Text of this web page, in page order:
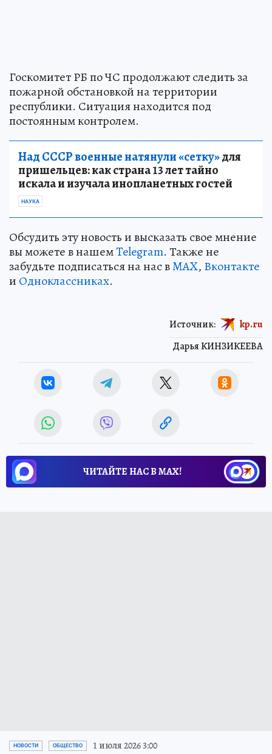
Госкомитет РБ по ЧС продолжают следить за
пожарной обстановкой на территории
республики. Ситуация находится под
постоянным контролем.
Над СССР военные натянули «сетку»для
пришельцев: как страна 13 лет тайно
искала и изучала инопланетных гостей
НАУКА
Обсудить эту новость и высказать свое мнение
вы можете в нашемTelegram. Также не
забудьте подписаться на нас вMAX, Вконтакте
и Одноклассниках.
Дарья КИНЗИКЕЕВА
Источник: kp.ru
ЧИТАЙТЕ НАС В МАХ!
НОВОСТИ ОБЩЕСТВО 1 июля 2026 3:00